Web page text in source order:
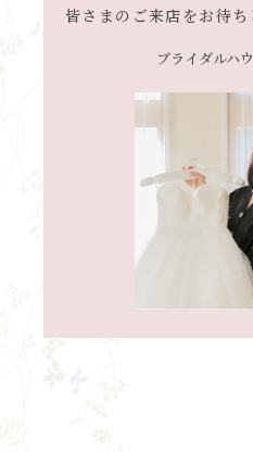
皆さまのご来店をお待ち
ブライダルハ